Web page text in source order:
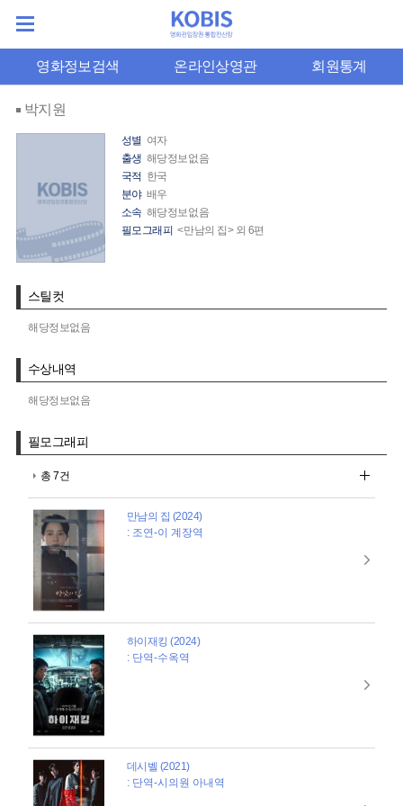
영화정보검색 온라인상영관 회원통계
박지원
성별 여자
출생 해당정보없음
국적 한국
분야 배우
소속 해당정보없음
필모그래피 <만남의 집> 외 6편
스틸컷
해당정보없음
수상내역
해당정보없음
필모그래피
총 7건
만남의 집 (2024)
: 조연-이 계장역
하이재킹 (2024)
: 단역-수옥역
데시벨 (2021)
: 단역-시의원 아내역